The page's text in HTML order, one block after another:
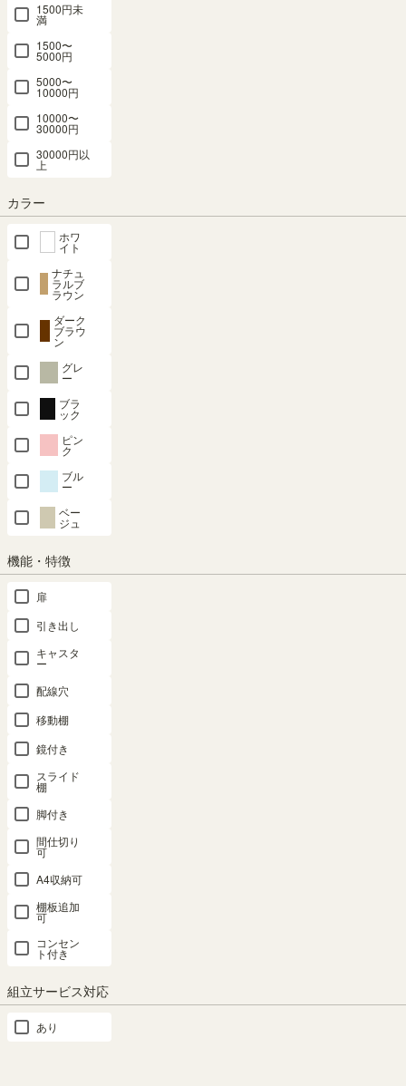
1500円未
満
1500〜
5000円
5000〜
10000円
10000〜
30000円
30000円以
上
カラー
ホワ
イト
ナチュ
ラルブ
ラウン
ダーク
ブラウ
ン
グレ
ー
ブラ
ック
ピン
ク
ブル
ー
ベー
ジュ
機能・特徴
扉
引き出し
キャスタ
ー
配線穴
移動棚
鏡付き
スライド
棚
脚付き
間仕切り
可
A4収納可
棚板追加
可
コンセン
ト付き
組立サービス対応
あり
〒
予定日:---
※在庫状況、実際の詳細な住所により変動する場合があります。
※正確なお届け予定日はご注文手続き画面にてご確認ください。
クーポンは注文手続き画面にてご利用いただけます
対応商品
お絵描きデスク
みんなのSNS投稿写真集